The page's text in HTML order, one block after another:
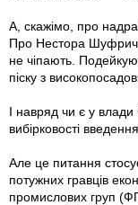
А, скажімо, про надра
Про Нестора
не чіпають.
піску з
І навряд чи є у влади
вибірковості
Але це питання
потужних гравців
промислових груп